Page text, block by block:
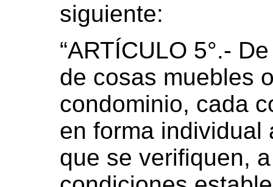
siguiente:
“ARTÍCULO 5°.-
de cosas muebles
condominio, cada
en forma individual
que se verifiquen,